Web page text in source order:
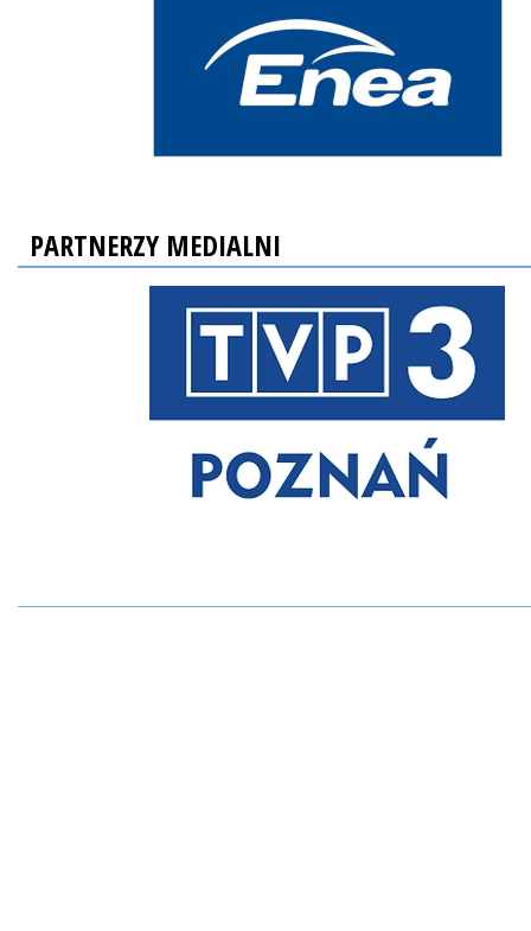
PARTNERZY MEDIALNI